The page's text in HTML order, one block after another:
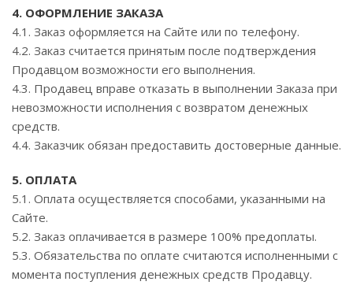
4. ОФОРМЛЕНИЕ ЗАКАЗА
4.1. Заказ оформляется на Сайте или по телефону.
4.2. Заказ считается принятым после подтверждения
Продавцом возможности его выполнения.
4.3. Продавец вправе отказать в выполнении Заказа при
невозможности исполнения с возвратом денежных
средств.
4.4. Заказчик обязан предоставить достоверные данные.
5. ОПЛАТА
5.1. Оплата осуществляется способами, указанными на
Сайте.
5.2. Заказ оплачивается в размере 100% предоплаты.
5.3. Обязательства по оплате считаются исполненными с
момента поступления денежных средств Продавцу.